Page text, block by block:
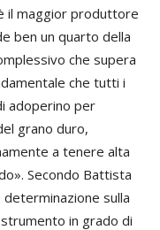
il maggior produttore
ben un quarto della
che supera
che tutti i
adoperino per
grano duro,
a tenere alta
Secondo Battista
sulla
in grado di